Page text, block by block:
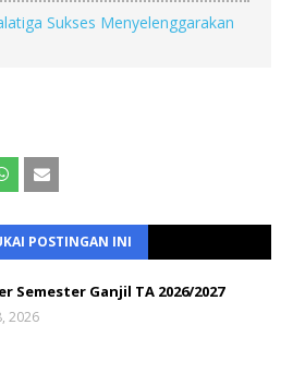
Sukses Menyelenggarakan
POSTINGAN INI
Semester Ganjil TA 2026/2027
2026